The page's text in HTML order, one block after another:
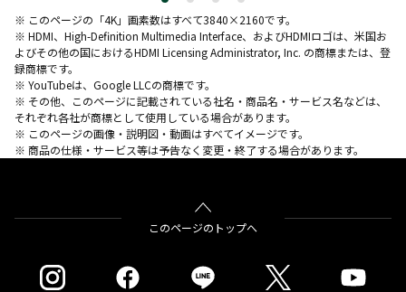
※ このページの「4K」画素数はすべて3840×2160です。
※ HDMI、High-Definition Multimedia Interface、およびHDMIロゴは、米国お
よびその他の国におけるHDMI Licensing Administrator, Inc. の商標または、登
録商標です。
※ YouTubeは、Google LLCの商標です。
※ その他、このページに記載されている社名・商品名・サービス名などは、
それぞれ各社が商標として使用している場合があります。
※ このページの画像・説明図・動画はすべてイメージです。
※ 商品の仕様・サービス等は予告なく変更・終了する場合があります。
このページのトップへ